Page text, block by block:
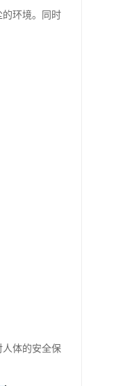
环境。同时
体的安全保